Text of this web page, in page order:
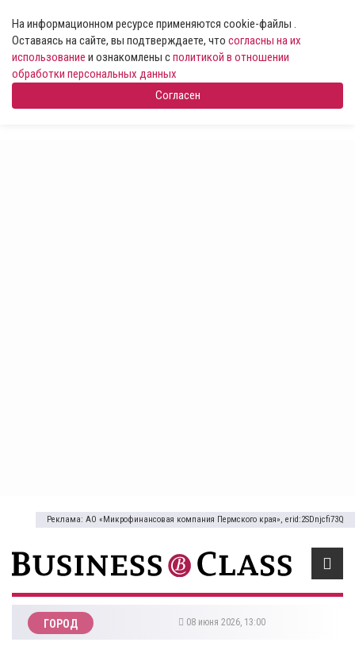
На информационном ресурсе применяются cookie-файлы .
Оставаясь на сайте, вы подтверждаете, что согласны на их
использование и ознакомлены сполитикой в отношении
обработки персональных данных
Согласен
Реклама: АО «Микрофинансовая компания Пермского края», erid:2SDnjcfi73Q
ГОРОД 08 июня 2026, 13:00